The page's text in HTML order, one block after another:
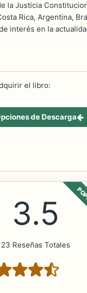
la Justicia
Rica, Argentina,
interés en la
el libro:
de Descarga
3.5
23 Reseñas Totales